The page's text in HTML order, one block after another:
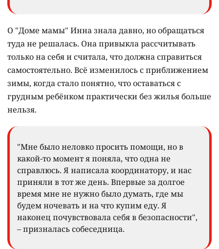
О "Доме мамы" Инна знала давно, но обращаться
туда не решалась. Она привыкла рассчитывать
только на себя и считала, что должна справиться
самостоятельно. Всё изменилось с приближением
зимы, когда стало понятно, что оставаться с
грудным ребёнком практически без жилья больше
нельзя.
"Мне было неловко просить помощи, но в
какой-то момент я поняла, что одна не
справлюсь. Я написала координатору, и нас
приняли в тот же день. Впервые за долгое
время мне не нужно было думать, где мы
будем ночевать и на что купим еду. Я
наконец почувствовала себя в безопасности",
– призналась собеседница.